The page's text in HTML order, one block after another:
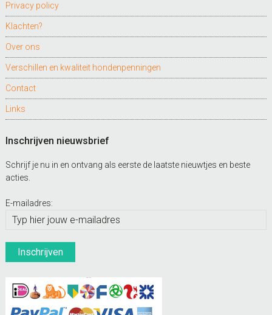
Privacy policy
Klachten?
Over ons
Verschillen en kwaliteit hondenpenningen
Contact
Links
Inschrijven nieuwsbrief
Schrijf je nu in en ontvang als eerste de laatste nieuwtjes en beste
acties.
E-mailadres: